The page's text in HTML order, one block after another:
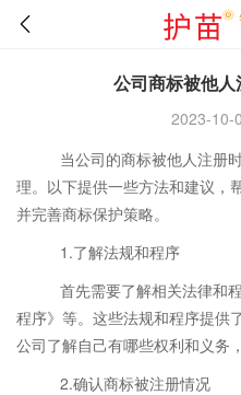
公司商标被他人
2023-10-
当公司的商标被他人注册时
理。以下提供一些方法和建议，
并完善商标保护策略。
1.了解法规和程序
首先需要了解相关法律和程
程序》等。这些法规和程序提供
公司了解自己有哪些权利和义务
2.确认商标被注册情况